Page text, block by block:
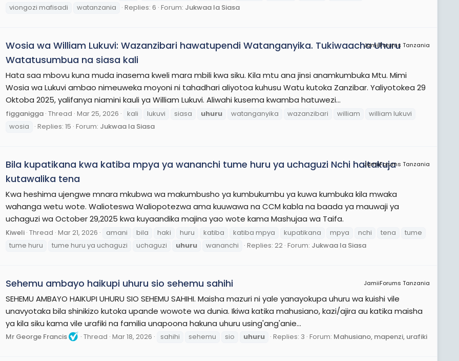
viongozi mafisadi
watanzania Replies: 6 Forum: Jukwaa la Siasa
JamiiForums Tanzania
Wosia wa William Lukuvi: Wazanzibari hawatupendi Watanganyika. Tukiwaacha Uhuru
Watatusumbua na siasa kali
Hata saa mbovu kuna muda inasema kweli mara mbili kwa siku. Kila mtu ana jinsi anamkumbuka Mtu. Mimi
Wosia wa Lukuvi ambao nimeuweka moyoni ni tahadhari aliyotoa kuhusu Watu kutoka Zanzibar. Yaliyotokea 29
Oktoba 2025, yalifanya niamini kauli ya William Lukuvi. Aliwahi kusema kwamba hatuwezi...
figganigga Thread Mar 25, 2026 kali lukuvi siasa uhuru watanganyika wazanzibari william
william lukuvi
wosia
Replies: 15 Forum: Jukwaa la Siasa
JamiiForums Tanzania
Bila kupatikana kwa katiba mpya ya wananchi tume huru ya uchaguzi Nchi haitakuja
kutawalika tena
Kwa heshima ujengwe mnara mkubwa wa makumbusho ya kumbukumbu ya kuwa kumbuka kila mwaka
wahanga wetu wote. Walioteswa Waliopotezwa ama kuuwawa na CCM kabla na baada ya mauwaji ya
uchaguzi wa October 29,2025 kwa kuyaandika majina yao wote kama Mashujaa wa Taifa.
Kiweli Thread Mar 21, 2026 amani bila haki huru katiba katiba mpya kupatikana mpya nchi tena
tume
tume huru
tume huru ya uchaguzi uchaguzi uhuru wananchi Replies: 22 Forum: Jukwaa la Siasa
JamiiForums Tanzania
Sehemu ambayo haikupi uhuru sio sehemu sahihi
SEHEMU AMBAYO HAIKUPI UHURU SIO SEHEMU SAHIHI. Maisha mazuri ni yale yanayokupa uhuru wa kuishi vile
unavyotaka bila shinikizo kutoka upande wowote wa dunia. Ikiwa katika mahusiano, kazi/ajira au katika maisha
ya kila siku kama vile urafiki na familia unapoona hakuna uhuru using'ang'anie...
Mr George Francis Thread Mar 18, 2026 sahihi sehemu sio uhuru Replies: 3 Forum: Mahusiano, mapenzi, urafiki